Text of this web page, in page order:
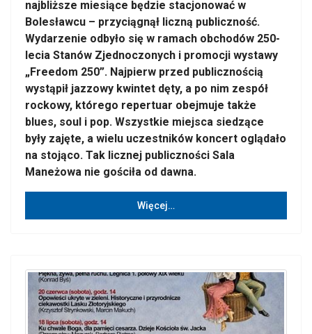
najbliższe miesiące będzie stacjonować w
Bolesławcu – przyciągnął liczną publiczność.
Wydarzenie odbyło się w ramach obchodów 250-
lecia Stanów Zjednoczonych i promocji wystawy
„Freedom 250”. Najpierw przed publicznością
wystąpił jazzowy kwintet dęty, a po nim zespół
rockowy, którego repertuar obejmuje także
blues, soul i pop. Wszystkie miejsca siedzące
były zajęte, a wielu uczestników koncert oglądało
na stojąco. Tak licznej publiczności Sala
Maneżowa nie gościła od dawna.
Więcej…